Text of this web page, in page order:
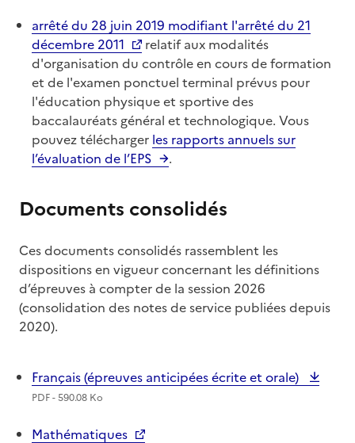
arrêté du 28 juin 2019 modifiant l'arrêté du 21
décembre 2011
relatif aux modalités
d'organisation du contrôle en cours de formation
et de l'examen ponctuel terminal prévus pour
l'éducation physique et sportive des
baccalauréats général et technologique. Vous
pouvez télécharger les rapports annuels sur
l’évaluation de l’EPS
.
Documents consolidés
Ces documents consolidés rassemblent les
dispositions en vigueur concernant les définitions
d’épreuves à compter de la session 2026
(consolidation des notes de service publiées depuis
2020).
Français (épreuves anticipées écrite et orale)
PDF - 590.08 Ko
Mathématiques